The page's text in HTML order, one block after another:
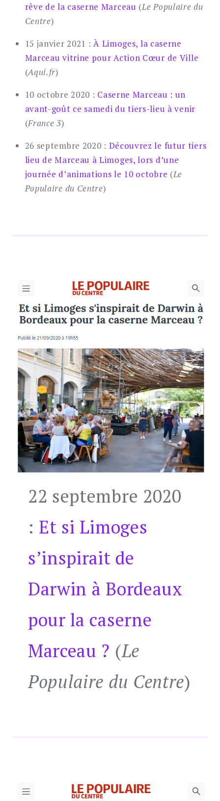
rêve de la caserne Marceau (Le Populaire du
Centre)
15 janvier 2021 :À Limoges, la caserne
Marceau vitrine pour Action Cœur de Ville
(Aqui.fr)
10 octobre 2020 : Caserne Marceau : un
avant-goût ce samedi du tiers-lieu à venir
(France 3)
26 septembre 2020 : Découvrez le futur tiers
lieu de Marceau à Limoges, lors d’une
journée d’animations le 10 octobre (Le
Populaire du Centre)
22 septembre 2020
: Et si Limoges
s’inspirait de
Darwin à Bordeaux
pour la caserne
Marceau ? (Le
Populaire du Centre)